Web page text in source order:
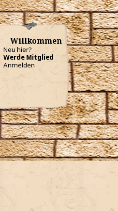
Willkommen
Neu hier?
Werde Mitglied
Anmelden